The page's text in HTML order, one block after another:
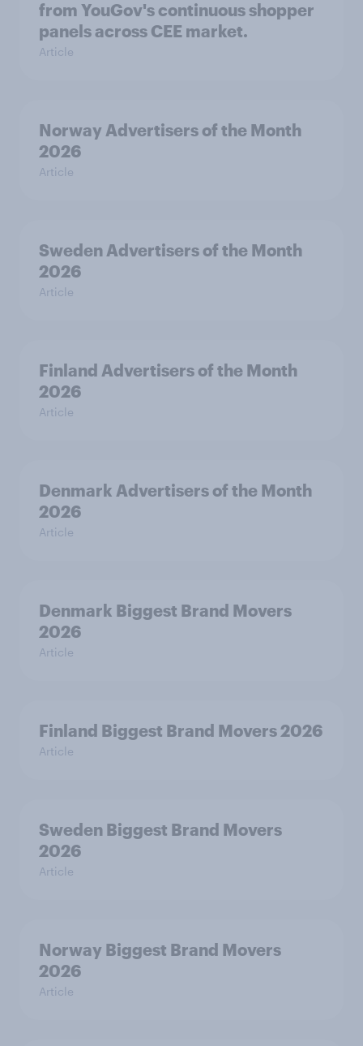
from YouGov's continuous shopper
panels across CEE market.
Article
Norway Advertisers of the Month
2026
Article
Sweden Advertisers of the Month
2026
Article
Finland Advertisers of the Month
2026
Article
Denmark Advertisers of the Month
2026
Article
Denmark Biggest Brand Movers
2026
Article
Finland Biggest Brand Movers 2026
Article
Sweden Biggest Brand Movers
2026
Article
Norway Biggest Brand Movers
2026
Article